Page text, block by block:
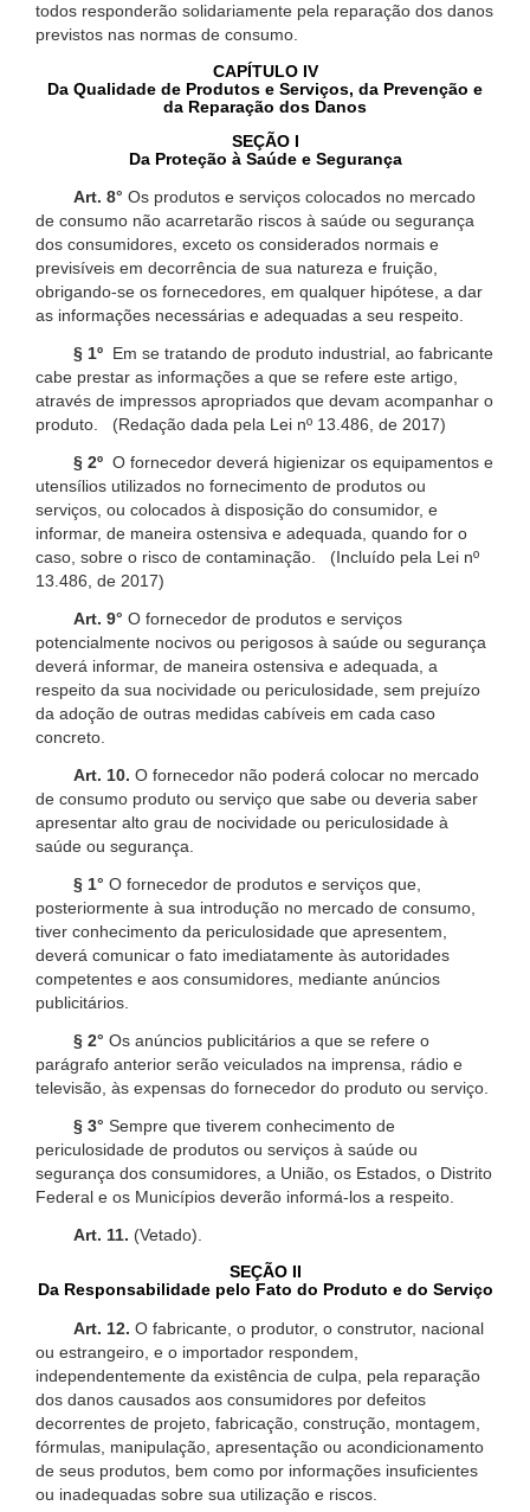
todos responderão solidariamente pela reparação dos danos
previstos nas normas de consumo.
CAPÍTULO IV
Da Qualidade de Produtos e Serviços, da Prevenção e
da Reparação dos Danos
SEÇÃO I
Da Proteção à Saúde e Segurança
Art. 8° Os produtos e serviços colocados no mercado
de consumo não acarretarão riscos à saúde ou segurança
dos consumidores, exceto os considerados normais e
previsíveis em decorrência de sua natureza e fruição,
obrigando-se os fornecedores, em qualquer hipótese, a dar
as informações necessárias e adequadas a seu respeito.
§ 1º Em se tratando de produto industrial, ao fabricante
cabe prestar as informações a que se refere este artigo,
através de impressos apropriados que devam acompanhar o
produto. (Redação dada pela Lei nº 13.486, de 2017)
§ 2º O fornecedor deverá higienizar os equipamentos e
utensílios utilizados no fornecimento de produtos ou
serviços, ou colocados à disposição do consumidor, e
informar, de maneira ostensiva e adequada, quando for o
caso, sobre o risco de contaminação. (Incluído pela Lei nº
13.486, de 2017)
Art. 9° O fornecedor de produtos e serviços
potencialmente nocivos ou perigosos à saúde ou segurança
deverá informar, de maneira ostensiva e adequada, a
respeito da sua nocividade ou periculosidade, sem prejuízo
da adoção de outras medidas cabíveis em cada caso
concreto.
Art. 10. O fornecedor não poderá colocar no mercado
de consumo produto ou serviço que sabe ou deveria saber
apresentar alto grau de nocividade ou periculosidade à
saúde ou segurança.
§ 1° O fornecedor de produtos e serviços que,
posteriormente à sua introdução no mercado de consumo,
tiver conhecimento da periculosidade que apresentem,
deverá comunicar o fato imediatamente às autoridades
competentes e aos consumidores, mediante anúncios
publicitários.
§ 2° Os anúncios publicitários a que se refere o
parágrafo anterior serão veiculados na imprensa, rádio e
televisão, às expensas do fornecedor do produto ou serviço.
§ 3° Sempre que tiverem conhecimento de
periculosidade de produtos ou serviços à saúde ou
segurança dos consumidores, a União, os Estados, o Distrito
Federal e os Municípios deverão informá-los a respeito.
Art. 11. (Vetado).
SEÇÃO II
Da Responsabilidade pelo Fato do Produto e do Serviço
Art. 12. O fabricante, o produtor, o construtor, nacional
ou estrangeiro, e o importador respondem,
independentemente da existência de culpa, pela reparação
dos danos causados aos consumidores por defeitos
decorrentes de projeto, fabricação, construção, montagem,
fórmulas, manipulação, apresentação ou acondicionamento
de seus produtos, bem como por informações insuficientes
ou inadequadas sobre sua utilização e riscos.